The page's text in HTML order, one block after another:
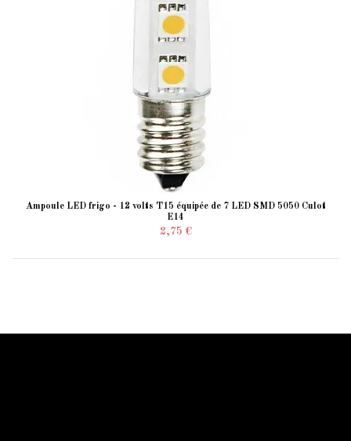
Ampoule LED frigo - 12 volts T15 équipée de 7 LED SMD 5050 Culot
E14
2,75 €